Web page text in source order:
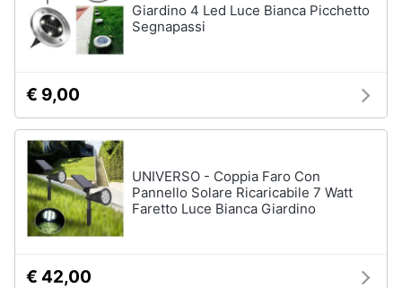
Clima
Arredo
Brico
e
Giardinaggio
Salute
igiene
Vedi
tutti
Sport
acquatici
Kayak
Canne
da
pesca
Canoa
Giardino 4 Led Luce Bianca Picchetto
Segnapassi
€ 9,00
UNIVERSO - Coppia Faro Con
Pannello Solare Ricaricabile 7 Watt
Faretto Luce Bianca Giardino
€ 42,00